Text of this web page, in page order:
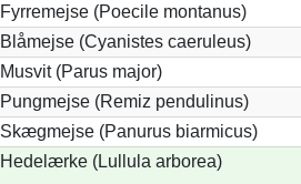
Fyrremejse (Poecile montanus)
Blåmejse (Cyanistes caeruleus)
Musvit (Parus major)
Pungmejse (Remiz pendulinus)
Skægmejse (Panurus biarmicus)
Hedelærke (Lullula arborea)